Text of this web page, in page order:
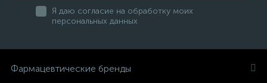
Я даю согласие на обработку моих
персональных данных
Фармацевтические бренды